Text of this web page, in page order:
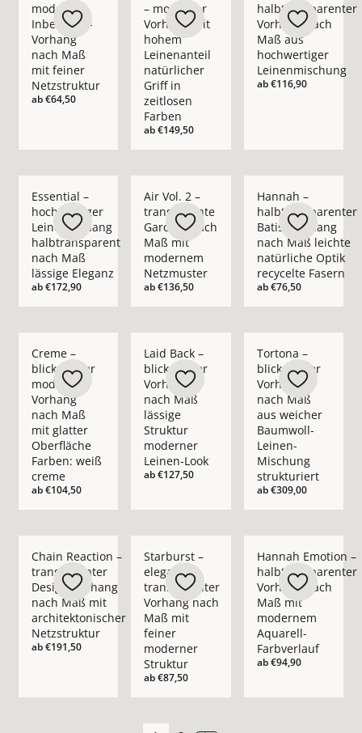
moderner
Inbetween-
Vorhang
nach Maß
mit feiner
Netzstruktur
ab€64,50
– moderner
Vorhang mit
hohem
Leinenanteil
natürlicher
Griff in
zeitlosen
Farben
ab€149,50
halbtransparenter
Vorhang nach
Maß aus
hochwertiger
Leinenmischung
ab€116,90
Essential –
hochwertiger
Leinenvorhang
halbtransparent
nach Maß
lässige Eleganz
ab€172,90
Air Vol. 2 –
transparente
Gardine nach
Maß mit
modernem
Netzmuster
ab€136,50
Hannah –
halbtransparenter
Batist-Vorhang
nach Maß leichte
natürliche Optik
recycelte Fasern
ab€76,50
Creme –
blickdichter
moderner
Vorhang
nach Maß
mit glatter
Oberfläche
Farben: weiß
creme
ab€104,50
Laid Back –
blickdichter
Vorhang
nach Maß
lässige
Struktur
moderner
Leinen-Look
ab€127,50
Tortona –
blickdichter
Vorhang
nach Maß
aus weicher
Baumwoll-
Leinen-
Mischung
strukturiert
ab€309,00
Chain Reaction –
transparenter
Design-Vorhang
nach Maß mit
architektonischer
Netzstruktur
ab€191,50
Starburst –
eleganter
transparenter
Vorhang nach
Maß mit
feiner
moderner
Struktur
ab€87,50
Hannah Emotion –
halbtransparenter
Vorhang nach
Maß mit
modernem
Aquarell-
Farbverlauf
ab€94,90